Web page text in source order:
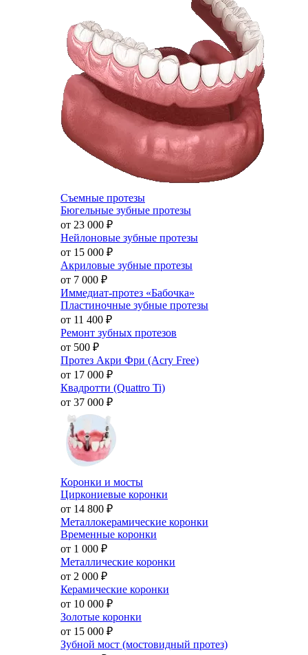
Съемные протезы
Бюгельные зубные протезы
от 23 000 ₽
Нейлоновые зубные протезы
от 15 000 ₽
Акриловые зубные протезы
от 7 000 ₽
Иммедиат-протез «Бабочка»
Пластиночные зубные протезы
от 11 400 ₽
Ремонт зубных протезов
от 500 ₽
Протез Акри Фри (Acry Free)
от 17 000 ₽
Квадротти (Quattro Ti)
от 37 000 ₽
Коронки и мосты
Циркониевые коронки
от 14 800 ₽
Металлокерамические коронки
Временные коронки
от 1 000 ₽
Металлические коронки
от 2 000 ₽
Керамические коронки
от 10 000 ₽
Золотые коронки
от 15 000 ₽
Зубной мост (мостовидный протез)